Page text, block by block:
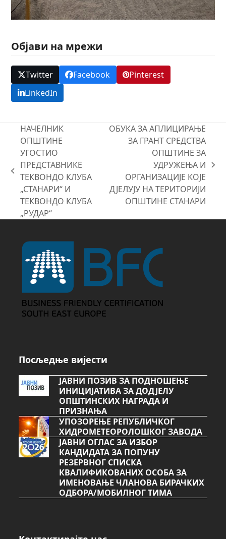
Објави на мрежи
Twitter Facebook
Pinterest
LinkedIn
previous
post:
НАЧЕЛНИК
ОПШТИНЕ
УГОСТИО
ПРЕДСТАВНИКЕ
ТЕКВОНДО КЛУБА
„СТАНАРИ“ И
ТЕКВОНДО КЛУБА
„РУДАР“
ОБУКА ЗА АПЛИЦИРАЊЕ
ЗА ГРАНТ СРЕДСТВА
ОПШТИНЕ ЗА
УДРУЖЕЊА И
ОРГАНИЗАЦИЈЕ КОЈЕ
ДЈЕЛУЈУ НА ТЕРИТОРИЈИ
ОПШТИНЕ СТАНАРИ
Посљедње вијести
ЈАВНИ ПОЗИВ ЗА ПОДНОШЕЊЕ
ИНИЦИЈАТИВА ЗА ДОДЈЕЛУ
ОПШТИНСКИХ НАГРАДА И
ПРИЗНАЊА
УПОЗОРЕЊЕ РЕПУБЛИЧКОГ
ХИДРОМЕТЕОРОЛОШКОГ ЗАВОДА
ЈАВНИ ОГЛАС ЗА ИЗБОР
КАНДИДАТА ЗА ПОПУНУ
РЕЗЕРВНОГ СПИСКА
КВАЛИФИКОВАНИХ ОСОБА ЗА
ИМЕНОВАЊЕ ЧЛАНОВА БИРАЧКИХ
ОДБОРА/МОБИЛНОГ ТИМА